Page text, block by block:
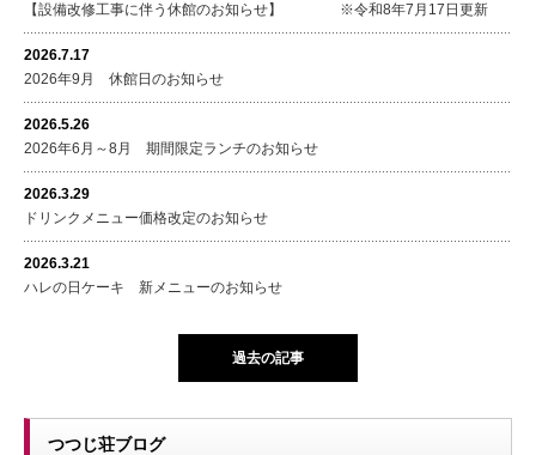
【設備改修工事に伴う休館のお知らせ】 ※令和8年7月17日更新
2026.7.17
2026年9月 休館日のお知らせ
2026.5.26
2026年6月～8月 期間限定ランチのお知らせ
2026.3.29
ドリンクメニュー価格改定のお知らせ
2026.3.21
ハレの日ケーキ 新メニューのお知らせ
過去の記事
つつじ荘ブログ